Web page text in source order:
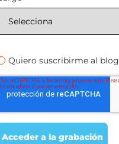
Quiero suscribirme al blog